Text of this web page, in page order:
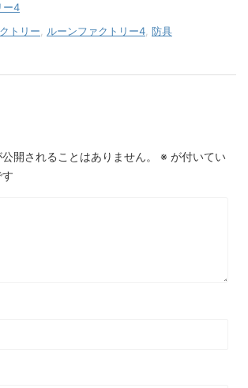
ー4
トリー, ルーンファクトリー4, 防具
開されることはありません。 ※ が付いてい